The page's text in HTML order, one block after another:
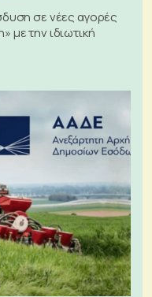
σε νέες αγορές
με την ιδιωτική